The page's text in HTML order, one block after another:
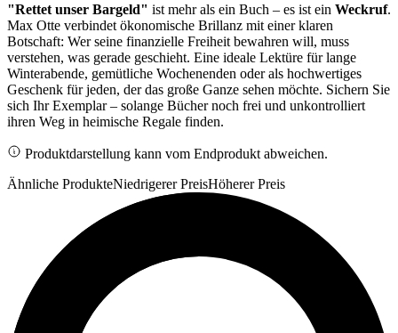
"Rettet unser Bargeld" ist mehr als ein Buch – es ist ein Weckruf.
Max Otte verbindet ökonomische Brillanz mit einer klaren
Botschaft: Wer seine finanzielle Freiheit bewahren will, muss
verstehen, was gerade geschieht. Eine ideale Lektüre für lange
Winterabende, gemütliche Wochenenden oder als hochwertiges
Geschenk für jeden, der das große Ganze sehen möchte. Sichern Sie
sich Ihr Exemplar – solange Bücher noch frei und unkontrolliert
ihren Weg in heimische Regale finden.
Produktdarstellung kann vom Endprodukt abweichen.
Ähnliche ProdukteNiedrigerer PreisHöherer Preis